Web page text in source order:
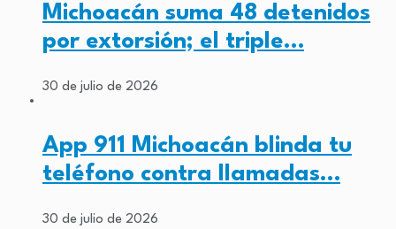
Michoacán suma 48 detenidos
por extorsión; el triple…
30 de julio de 2026
App 911 Michoacán blinda tu
teléfono contra llamadas…
30 de julio de 2026